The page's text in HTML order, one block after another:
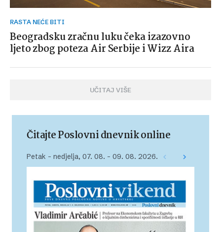
RASTA NEĆE BITI
Beogradsku zračnu luku čeka izazovno
ljeto zbog poteza Air Serbije i Wizz Aira
UČITAJ VIŠE
Čitajte Poslovni dnevnik online
Petak – nedjelja, 07. 08. – 09. 08. 2026.